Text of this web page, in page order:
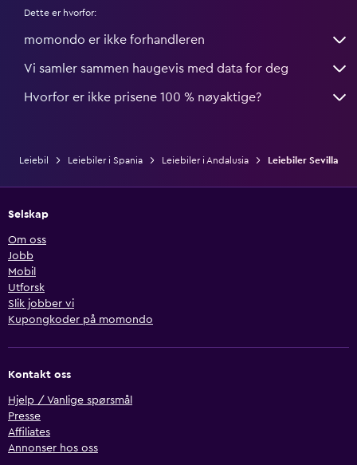
Dette er hvorfor:
momondo er ikke forhandleren
Vi samler sammen haugevis med data for deg
Hvorfor er ikke prisene 100 % nøyaktige?
Leiebil Leiebiler i Spania Leiebiler i Andalusia Leiebiler Sevilla
Selskap
Om oss
Jobb
Mobil
Utforsk
Slik jobber vi
Kupongkoder på momondo
Kontakt oss
Hjelp / Vanlige spørsmål
Presse
Affiliates
Annonser hos oss